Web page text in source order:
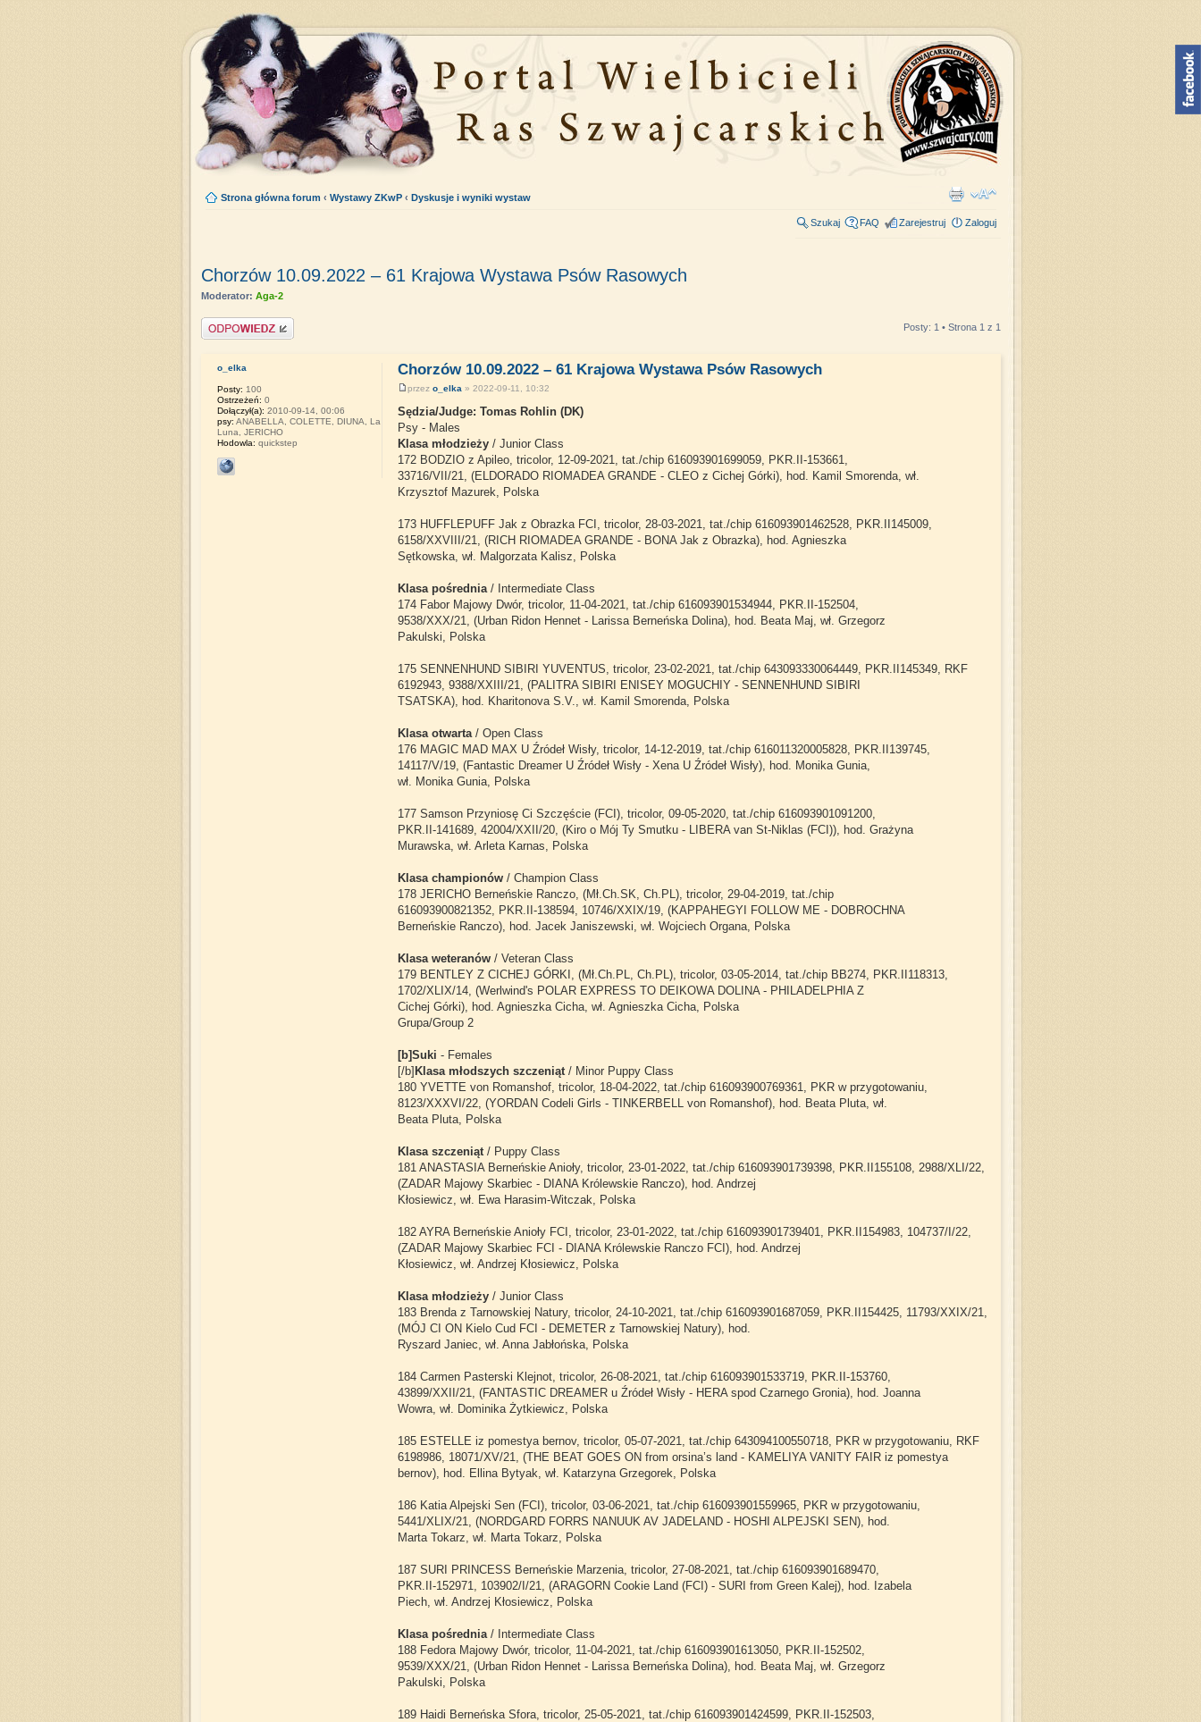
Strona główna forum ‹ Wystawy ZKwP ‹ Dyskusje i wyniki wystaw
Szukaj FAQ Zarejestruj Zaloguj
Chorzów 10.09.2022 – 61 Krajowa Wystawa Psów Rasowych
Moderator: Aga-2
Napisz komentarz Posty: 1 • Strona 1 z 1
Chorzów 10.09.2022 – 61 Krajowa Wystawa Psów Rasowych
przez o_elka » 2022-09-11, 10:32
Sędzia/Judge: Tomas Rohlin (DK)
Psy - Males
Klasa młodzieży/ Junior Class
172 BODZIO z Apileo, tricolor, 12-09-2021, tat./chip 616093901699059, PKR.II-153661,
33716/VII/21, (ELDORADO RIOMADEA GRANDE - CLEO z Cichej Górki), hod. Kamil Smorenda, wł.
Krzysztof Mazurek, Polska
173 HUFFLEPUFF Jak z Obrazka FCI, tricolor, 28-03-2021, tat./chip 616093901462528, PKR.II145009,
6158/XXVIII/21, (RICH RIOMADEA GRANDE - BONA Jak z Obrazka), hod. Agnieszka
Sętkowska, wł. Malgorzata Kalisz, Polska
Klasa pośrednia/ Intermediate Class
174 Fabor Majowy Dwór, tricolor, 11-04-2021, tat./chip 616093901534944, PKR.II-152504,
9538/XXX/21, (Urban Ridon Hennet - Larissa Berneńska Dolina), hod. Beata Maj, wł. Grzegorz
Pakulski, Polska
175 SENNENHUND SIBIRI YUVENTUS, tricolor, 23-02-2021, tat./chip 643093330064449, PKR.II145349, RKF
6192943, 9388/XXIII/21, (PALITRA SIBIRI ENISEY MOGUCHIY - SENNENHUND SIBIRI
TSATSKA), hod. Kharitonova S.V., wł. Kamil Smorenda, Polska
Klasa otwarta/ Open Class
176 MAGIC MAD MAX U Źródeł Wisły, tricolor, 14-12-2019, tat./chip 616011320005828, PKR.II139745,
14117/V/19, (Fantastic Dreamer U Źródeł Wisły - Xena U Źródeł Wisły), hod. Monika Gunia,
wł. Monika Gunia, Polska
177 Samson Przyniosę Ci Szczęście (FCI), tricolor, 09-05-2020, tat./chip 616093901091200,
PKR.II-141689, 42004/XXII/20, (Kiro o Mój Ty Smutku - LIBERA van St-Niklas (FCI)), hod. Grażyna
Murawska, wł. Arleta Karnas, Polska
Klasa championów / Champion Class
178 JERICHO Berneńskie Ranczo, (Mł.Ch.SK, Ch.PL), tricolor, 29-04-2019, tat./chip
616093900821352, PKR.II-138594, 10746/XXIX/19, (KAPPAHEGYI FOLLOW ME - DOBROCHNA
Berneńskie Ranczo), hod. Jacek Janiszewski, wł. Wojciech Organa, Polska
Klasa weteranów/ Veteran Class
179 BENTLEY Z CICHEJ GÓRKI, (Mł.Ch.PL, Ch.PL), tricolor, 03-05-2014, tat./chip BB274, PKR.II118313,
1702/XLIX/14, (Werlwind's POLAR EXPRESS TO DEIKOWA DOLINA - PHILADELPHIA Z
Cichej Górki), hod. Agnieszka Cicha, wł. Agnieszka Cicha, Polska
Grupa/Group 2
[b]Suki - Females
[/b]Klasa młodszych szczeniąt/ Minor Puppy Class
180 YVETTE von Romanshof, tricolor, 18-04-2022, tat./chip 616093900769361, PKR w przygotowaniu,
8123/XXXVI/22, (YORDAN Codeli Girls - TINKERBELL von Romanshof), hod. Beata Pluta, wł.
Beata Pluta, Polska
Klasa szczeniąt/ Puppy Class
181 ANASTASIA Berneńskie Anioły, tricolor, 23-01-2022, tat./chip 616093901739398, PKR.II155108, 2988/XLI/22,
(ZADAR Majowy Skarbiec - DIANA Królewskie Ranczo), hod. Andrzej
Kłosiewicz, wł. Ewa Harasim-Witczak, Polska
182 AYRA Berneńskie Anioły FCI, tricolor, 23-01-2022, tat./chip 616093901739401, PKR.II154983, 104737/I/22,
(ZADAR Majowy Skarbiec FCI - DIANA Królewskie Ranczo FCI), hod. Andrzej
Kłosiewicz, wł. Andrzej Kłosiewicz, Polska
Klasa młodzieży / Junior Class
183 Brenda z Tarnowskiej Natury, tricolor, 24-10-2021, tat./chip 616093901687059, PKR.II154425, 11793/XXIX/21,
(MÓJ CI ON Kielo Cud FCI - DEMETER z Tarnowskiej Natury), hod.
Ryszard Janiec, wł. Anna Jabłońska, Polska
184 Carmen Pasterski Klejnot, tricolor, 26-08-2021, tat./chip 616093901533719, PKR.II-153760,
43899/XXII/21, (FANTASTIC DREAMER u Źródeł Wisły - HERA spod Czarnego Gronia), hod. Joanna
Wowra, wł. Dominika Żytkiewicz, Polska
185 ESTELLE iz pomestya bernov, tricolor, 05-07-2021, tat./chip 643094100550718, PKR w przygotowaniu, RKF
6198986, 18071/XV/21, (THE BEAT GOES ON from orsina’s land - KAMELIYA VANITY FAIR iz pomestya
bernov), hod. Ellina Bytyak, wł. Katarzyna Grzegorek, Polska
186 Katia Alpejski Sen (FCI), tricolor, 03-06-2021, tat./chip 616093901559965, PKR w przygotowaniu,
5441/XLIX/21, (NORDGARD FORRS NANUUK AV JADELAND - HOSHI ALPEJSKI SEN), hod.
Marta Tokarz, wł. Marta Tokarz, Polska
187 SURI PRINCESS Berneńskie Marzenia, tricolor, 27-08-2021, tat./chip 616093901689470,
PKR.II-152971, 103902/I/21, (ARAGORN Cookie Land (FCI) - SURI from Green Kalej), hod. Izabela
Piech, wł. Andrzej Kłosiewicz, Polska
Klasa pośrednia / Intermediate Class
188 Fedora Majowy Dwór, tricolor, 11-04-2021, tat./chip 616093901613050, PKR.II-152502,
9539/XXX/21, (Urban Ridon Hennet - Larissa Berneńska Dolina), hod. Beata Maj, wł. Grzegorz
Pakulski, Polska
189 Haidi Berneńska Sfora, tricolor, 25-05-2021, tat./chip 616093901424599, PKR.II-152503,
o_elka
Posty: 100
Ostrzeżeń: 0
Dołączył(a): 2010-09-14, 00:06
psy: ANABELLA, COLETTE, DIUNA, La
Luna, JERICHO
Hodowla: quickstep